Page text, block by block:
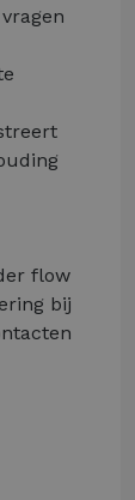
flow
bij